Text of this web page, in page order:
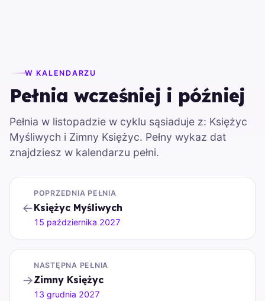
W KALENDARZU
Pełnia wcześniej i później
Pełnia w listopadzie w cyklu sąsiaduje z: Księżyc
Myśliwych i Zimny Księżyc. Pełny wykaz dat
znajdziesz w kalendarzu pełni.
←
POPRZEDNIA PEŁNIA
Księżyc Myśliwych
15 października 2027
→
NASTĘPNA PEŁNIA
Zimny Księżyc
13 grudnia 2027